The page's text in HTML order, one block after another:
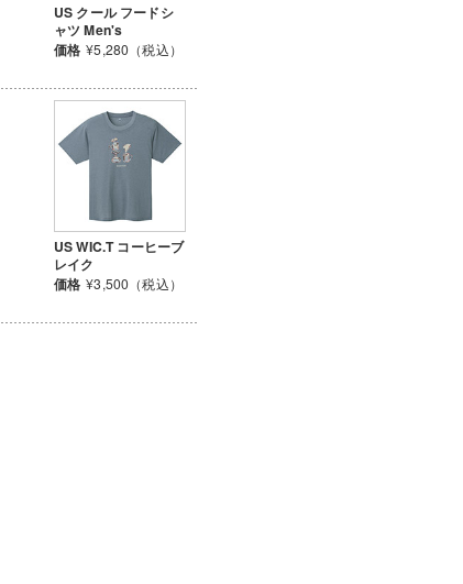
US クール フードシ
ャツ Men's
価格 ¥5,280（税込）
US WIC.T コーヒーブ
レイク
価格 ¥3,500（税込）